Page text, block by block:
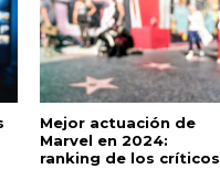
Mejor actuación de
Marvel en 2024:
ranking de los críticos